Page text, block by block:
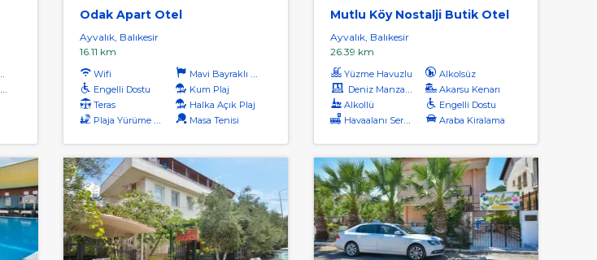
Odak Apart Otel
Ayvalık, Balıkesir
16.11 km
Wifi
Mavi Bayraklı Plaj
Engelli Dostu
Kum Plaj
Teras
Halka Açık Plaj
Plaja Yürüme Mesafesi
Masa Tenisi
Mutlu Köy Nostalji Butik Otel
Ayvalık, Balıkesir
26.39 km
Yüzme Havuzlu
Alkolsüz
Deniz Manzaralı
Akarsu Kenarı
Alkollü
Engelli Dostu
Havaalanı Servisi (ücretli)
Araba Kiralama